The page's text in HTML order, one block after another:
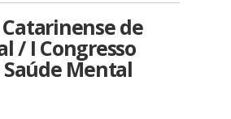
de
/ I Congresso
Mental